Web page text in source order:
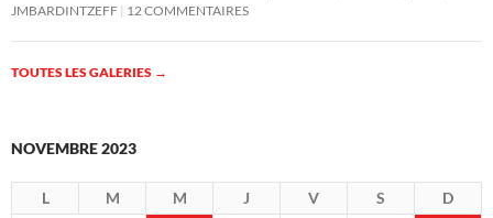
JMBARDINTZEFF 12 COMMENTAIRES
TOUTES LES GALERIES →
NOVEMBRE 2023
L M M J V S
D